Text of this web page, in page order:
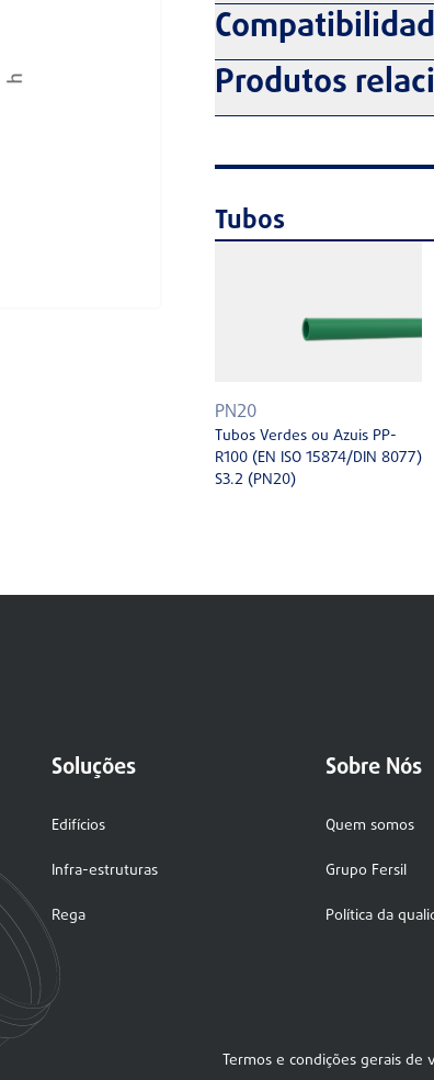
Produtos
Tubos
PN20
Tubos Verdes ou Azuis PP-
R100 (EN ISO 15874/DIN 8077)
S3.2 (PN20)
Soluções
Edifícios
Infra-estruturas
Rega
Sobre Nós
Quem somos
Grupo Fersil
Política da
Termos e condições gerais de